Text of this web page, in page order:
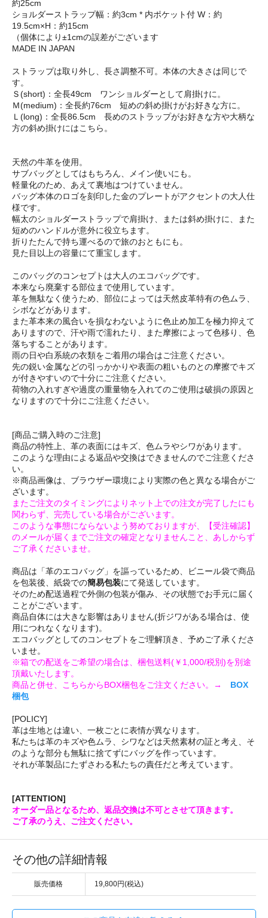
約25cm
ショルダーストラップ幅：約3cm * 内ポケット付 W：約
19.5cm×H：約15cm
（個体により±1cmの誤差がございます
MADE IN JAPAN
ストラップは取り外し、長さ調整不可。本体の大きさは同じで
す。
Ｓ(short)：全長49cm ワンショルダーとして肩掛けに。
Ｍ(medium)：全長約76cm 短めの斜め掛けがお好きな方に。
Ｌ(long)：全長86.5cm 長めのストラップがお好きな方や大柄な
方の斜め掛けにはこちら。
天然の牛革を使用。
サブバッグとしてはもちろん、メイン使いにも。
軽量化のため、あえて裏地はつけていません。
バッグ本体のロゴを刻印した金のプレートがアクセントの大人仕
様です。
幅太のショルダーストラップで肩掛け、または斜め掛けに、また
短めのハンドルが意外に役立ちます。
折りたたんで持ち運べるので旅のおともにも。
見た目以上の容量にて重宝します。
このバッグのコンセプトは大人のエコバッグです。
本来なら廃棄する部位まで使用しています。
革を無駄なく使うため、部位によっては天然皮革特有の色ムラ、
シボなどがあります。
また革本来の風合いを損なわないように色止め加工を極力抑えて
ありますので、汗や雨で濡れたり、また摩擦によって色移り、色
落ちすることがあります。
雨の日や白系統の衣類をご着用の場合はご注意ください。
先の鋭い金属などの引っかかりや表面の粗いものとの摩擦でキズ
が付きやすいので十分にご注意ください。
荷物の入れすぎや過度の重量物を入れてのご使用は破損の原因と
なりますので十分にご注意ください。
[商品ご購入時のご注意]
商品の特性上、革の表面にはキズ、色ムラやシワがあります。
このような理由による返品や交換はできませんのでご注意くださ
い。
※商品画像は、ブラウザー環境により実際の色と異なる場合がご
ざいます。
またご注文のタイミングによりネット上での注文が完了したにも
関わらず、完売している場合がございます。
このような事態にならないよう努めておりますが、【受注確認】
のメールが届くまでご注文の確定となりませんこと、あしからず
ご了承くださいませ。
商品は「革のエコバッグ」を謳っているため、ビニール袋で商品
を包装後、紙袋での簡易包装にて発送しています。
そのため配送過程で外側の包装が傷み、その状態でお手元に届く
ことがございます。
商品自体には大きな影響はありません(折ジワがある場合は、使
用につれなくなります)。
エコバッグとしてのコンセプトをご理解頂き、予めご了承くださ
いませ。
※箱での配送をご希望の場合は、梱包送料(￥1,000/税別)を別途
頂戴いたします。
商品と併せ、こちらからBOX梱包をご注文ください。→ BOX
梱包
[POLICY]
革は生地とは違い、一枚ごとに表情が異なります。
私たちは革のキズや色ムラ、シワなどは天然素材の証と考え、そ
のような部分も無駄に捨てずにバッグを作っています。
それが革製品にたずさわる私たちの責任だと考えています。
[ATTENTION]
オーダー品となるため、返品交換は不可とさせて頂きます。
ご了承のうえ、ご注文ください。
その他の詳細情報
販売価格 19,800円(税込)